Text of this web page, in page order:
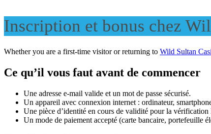
Inscription et bonus chez
Whether you are a first-time visitor or returning to Wild Sultan
Ce qu’il vous faut avant de commencer
Une adresse e-mail valide et un mot de passe sécurisé.
Un appareil avec connexion internet : ordinateur,
Une pièce d’identité en cours de validité pour la
Un mode de paiement accepté (carte bancaire, portefeuille